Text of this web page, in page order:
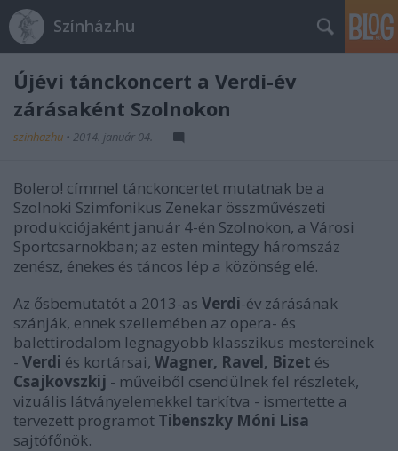
Színház.hu
Újévi tánckoncert a Verdi-év
zárásaként Szolnokon
szinhazhu • 2014. január 04.
Bolero! címmel tánckoncertet mutatnak be a
Szolnoki Szimfonikus Zenekar összművészeti
produkciójaként január 4-én Szolnokon, a Városi
Sportcsarnokban; az esten mintegy háromszáz
zenész, énekes és táncos lép a közönség elé.
Az ősbemutatót a 2013-as Verdi-év zárásának
szánják, ennek szellemében az opera- és
balettirodalom legnagyobb klasszikus mestereinek
- Verdi és kortársai, Wagner, Ravel, Bizet és
Csajkovszkij - műveiből csendülnek fel részletek,
vizuális látványelemekkel tarkítva - ismertette a
tervezett programot Tibenszky Móni Lisa
sajtófőnök.